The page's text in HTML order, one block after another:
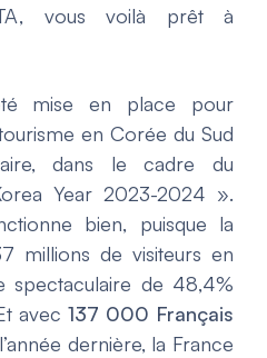
vous voilà prêt à
mise en place pour
en Corée du Sud
dans le cadre du
Year 2023-2024 ».
bien, puisque la
millions de visiteurs en
spectaculaire de 48,4%
avec 137 000 Français
dernière, la France